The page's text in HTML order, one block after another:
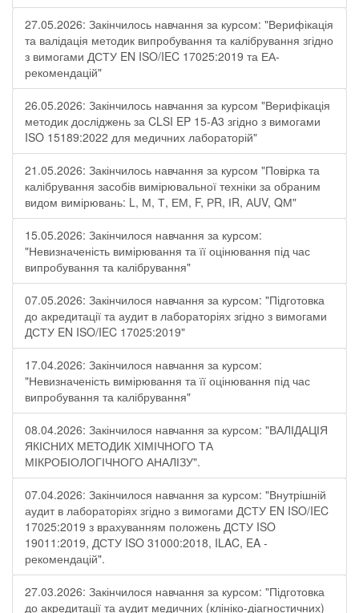
27.05.2026: Закінчилось навчання за курсом: "Верифікація
та валідація методик випробування та калібрування згідно
з вимогами ДСТУ EN ISO/IEC 17025:2019 та ЕА-
рекомендацій"
26.05.2026: Закінчилось навчання за курсом "Верифікація
методик досліджень за CLSI EP 15-A3 згідно з вимогами
ISO 15189:2022 для медичних лабораторій"
21.05.2026: Закінчилось навчання за курсом "Повірка та
калібрування засобів вимірювальної техніки за обраним
видом вимірювань: L, М, Т, ЕМ, F, РR, ІR, АUV, QМ"
15.05.2026: Закінчилося навчання за курсом:
"Невизначеність вимірювання та її оцінювання під час
випробування та калібрування"
07.05.2026: Закінчилося навчання за курсом: "Підготовка
до акредитації та аудит в лабораторіях згідно з вимогами
ДСТУ EN ISO/IEC 17025:2019"
17.04.2026: Закінчилося навчання за курсом:
"Невизначеність вимірювання та її оцінювання під час
випробування та калібрування"
08.04.2026: Закінчилося навчання за курсом: "ВАЛІДАЦІЯ
ЯКІСНИХ МЕТОДИК ХІМІЧНОГО ТА
МІКРОБІОЛОГІЧНОГО АНАЛІЗУ".
07.04.2026: Закінчилося навчання за курсом: "Внутрішній
аудит в лабораторіях згідно з вимогами ДСТУ EN ISO/IEC
17025:2019 з врахуванням положень ДСТУ ISO
19011:2019, ДСТУ ISO 31000:2018, ILAC, EA -
рекомендацій".
27.03.2026: Закінчилося навчання за курсом: "Підготовка
до акредитації та аудит медичних (клініко-діагностичних)